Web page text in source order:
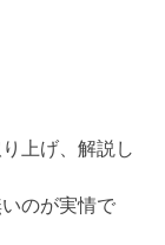
上げ、解説し
のが実情で